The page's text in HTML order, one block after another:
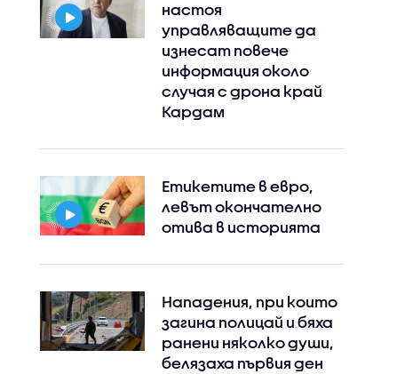
настоя
управляващите да
изнесат повече
информация около
случая с дрона край
Кардам
Етикетите в евро,
левът окончателно
отива в историята
Нападения, при които
загина полицай и бяха
ранени няколко души,
белязаха първия ден